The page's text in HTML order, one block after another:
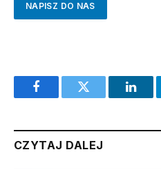
NAPISZ DO NAS
FacebookTwitter
CZYTAJ DALEJ